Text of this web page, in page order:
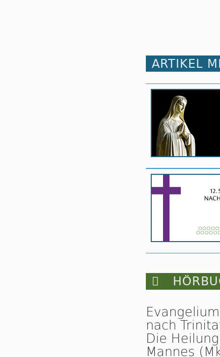
ARTIKEL

nach
Die
Mannes